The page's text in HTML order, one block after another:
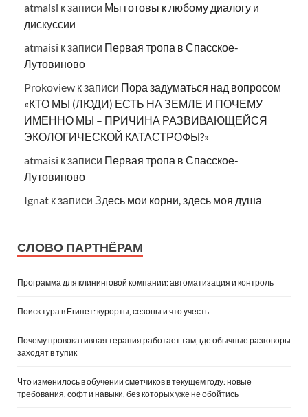
atmaisi к записи Мы готовы к любому диалогу и
дискуссии
atmaisi к записи Первая тропа в Спасское-
Лутовиново
Prokoview к записи Пора задуматься над вопросом
«КТО МЫ (ЛЮДИ) ЕСТЬ НА ЗЕМЛЕ И ПОЧЕМУ
ИМЕННО МЫ – ПРИЧИНА РАЗВИВАЮЩЕЙСЯ
ЭКОЛОГИЧЕСКОЙ КАТАСТРОФЫ?»
atmaisi к записи Первая тропа в Спасское-
Лутовиново
Ignat к записи Здесь мои корни, здесь моя душа
СЛОВО ПАРТНЁРАМ
Программа для клининговой компании: автоматизация и контроль
Поиск тура в Египет: курорты, сезоны и что учесть
Почему провокативная терапия работает там, где обычные разговоры
заходят в тупик
Что изменилось в обучении сметчиков в текущем году: новые
требования, софт и навыки, без которых уже не обойтись